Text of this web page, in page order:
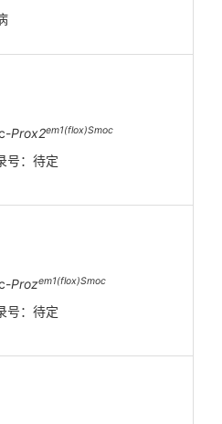
Prox2em1(flox)Smoc
号：待定
Prozem1(flox)Smoc
号：待定